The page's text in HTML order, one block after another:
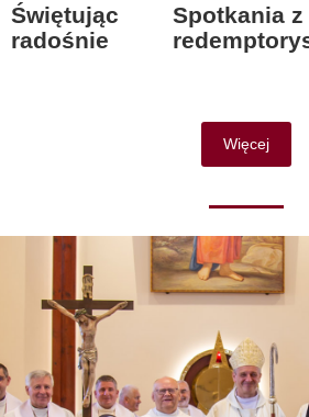
Świętując
radośnie
Spotkania z
Więcej